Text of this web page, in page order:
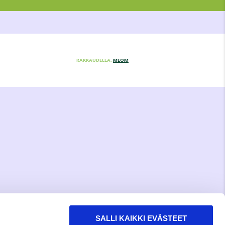
SALLI KAIKKI EVÄSTEET
RAKKAUDELLA, MEOM